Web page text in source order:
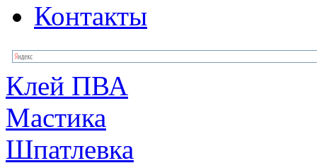
Контакты
Клей ПВА
Мастика
Шпатлевка